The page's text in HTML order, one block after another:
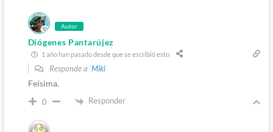
Autor
Diógenes Pantarújez
1 año han pasado desde que se escribió esto
Responde a Miki
Feísima.
0 Responder